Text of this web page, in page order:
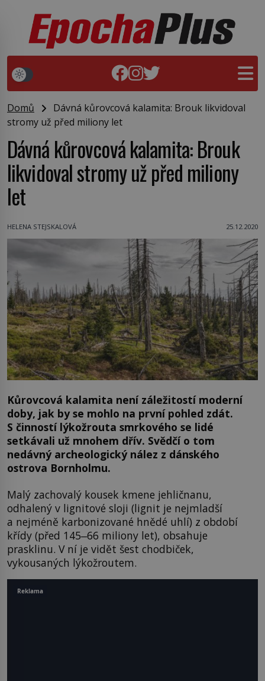
Domů
Dávná kůrovcová kalamita: Brouk likvidoval
stromy už před miliony let
Dávná kůrovcová kalamita: Brouk
likvidoval stromy už před miliony
let
HELENA STEJSKALOVÁ 25.12.2020
Kůrovcová kalamita není záležitostí moderní
doby, jak by se mohlo na první pohled zdát.
S činností lýkožrouta smrkového se lidé
setkávali už mnohem dřív. Svědčí o tom
nedávný archeologický nález z dánského
ostrova Bornholmu.
Malý zachovalý kousek kmene jehličnanu,
odhalený v lignitové sloji (lignit je nejmladší
a nejméně karbonizované hnědé uhlí) z období
křídy (před 145‒66 miliony let), obsahuje
prasklinu. V ní je vidět šest chodbiček,
vykousaných lýkožroutem.
Reklama